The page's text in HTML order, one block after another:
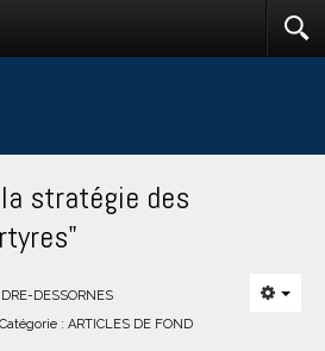
stratégie des
DESSORNES
Catégorie : ARTICLES DE FOND